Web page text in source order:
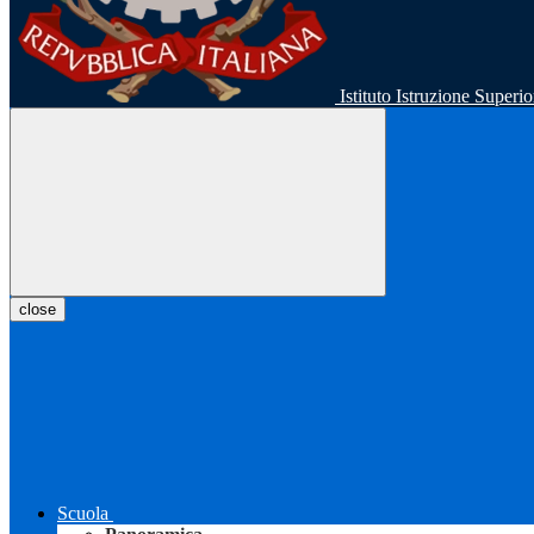
Istituto Istruzione
close
Scuola